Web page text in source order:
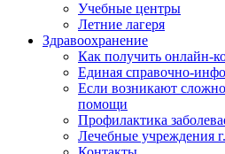
Учебные центры
Летние лагеря
Здравоохранение
Как получить онлайн-
Единая справочно-
Если возникают
помощи
Профилактика
Лечебные учреждения